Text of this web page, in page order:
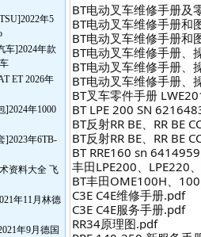
]2022年5
车]2024年款
ET 2026年
]2024年1000
]2023年6TB-
资料大全 飞
年11月林德
年9月德国
BT电动叉车维修手册及
BT电动叉车维修手册和
BT电动叉车维修手册和
BT电动叉车维修手册、
BT电动叉车维修手册、
BT电动叉车维修手册、
BT叉车零件手册
BT LPE 200 SN
BT反射RR BE、RR BE
BT反射RR BE、RR BE
BT RRE160 sn
丰田LPE200、LPE220
BT丰田OME100H、
C3E C4E维修手册.pdf
C3E C4E服务手册.pdf
RR34原理图.pdf